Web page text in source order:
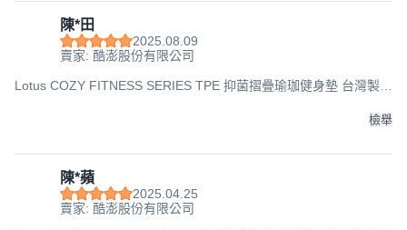
陳*田
2025.08.09
賣家: 酷澎股份有限公司
Lotus COZY FITNESS SERIES TPE 抑菌摺疊瑜珈健身墊 台灣製
檢舉
陳*蘋
2025.04.25
賣家: 酷澎股份有限公司